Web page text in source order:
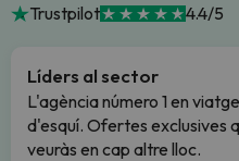
Trustpilot 4.4/5
Líders al sector
L'agència número 1 en
d'esquí. Ofertes exclusives
veuràs en cap altre lloc.